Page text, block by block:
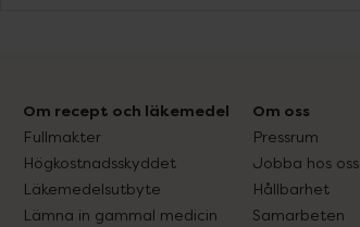
Om recept och läkemedel
Fullmakter
Högkostnadsskyddet
Läkemedelsutbyte
Lämna in gammal medicin
Om oss
Pressrum
Jobba hos oss
Hållbarhet
Samarbeten